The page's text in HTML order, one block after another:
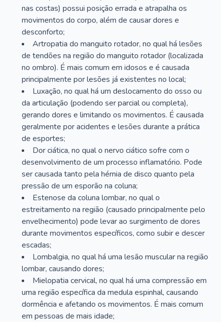
nas costas) possui posição errada e atrapalha os
movimentos do corpo, além de causar dores e
desconforto;
Artropatia do manguito rotador, no qual há lesões
de tendões na região do manguito rotador (localizada
no ombro). É mais comum em idosos e é causada
principalmente por lesões já existentes no local;
Luxação, no qual há um deslocamento do osso ou
da articulação (podendo ser parcial ou completa),
gerando dores e limitando os movimentos. É causada
geralmente por acidentes e lesões durante a prática
de esportes;
Dor ciática, no qual o nervo ciático sofre com o
desenvolvimento de um processo inflamatório. Pode
ser causada tanto pela hérnia de disco quanto pela
pressão de um esporão na coluna;
Estenose da coluna lombar, no qual o
estreitamento na região (causado principalmente pelo
envelhecimento) pode levar ao surgimento de dores
durante movimentos específicos, como subir e descer
escadas;
Lombalgia, no qual há uma lesão muscular na região
lombar, causando dores;
Mielopatia cervical, no qual há uma compressão em
uma região específica da medula espinhal, causando
dormência e afetando os movimentos. É mais comum
em pessoas de mais idade;